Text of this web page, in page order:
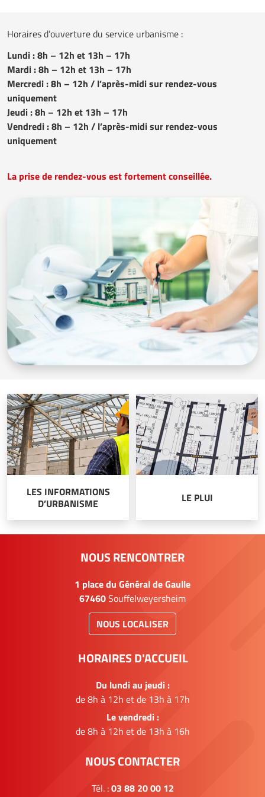
Horaires d’ouverture du service urbanisme :
Lundi : 8h – 12h et 13h – 17h
Mardi : 8h – 12h et 13h – 17h
Mercredi : 8h – 12h / l’après-midi sur rendez-vous
uniquement
Jeudi : 8h – 12h et 13h – 17h
Vendredi : 8h – 12h / l’après-midi sur rendez-vous
uniquement
La prise de rendez-vous est fortement conseillée.
LES INFORMATIONS
D’URBANISME
LE PLUI
NOUS RENCONTRER
1 place du Général de Gaulle
67460Souffelweyersheim
NOUS LOCALISER
HORAIRES D'ACCUEIL
Du lundi au jeudi :
de 8h à 12h et de 13h à 17h
Le vendredi :
de 8h à 12h et de 13h à 16h
NOUS CONTACTER
Tél. :03 88 20 00 12